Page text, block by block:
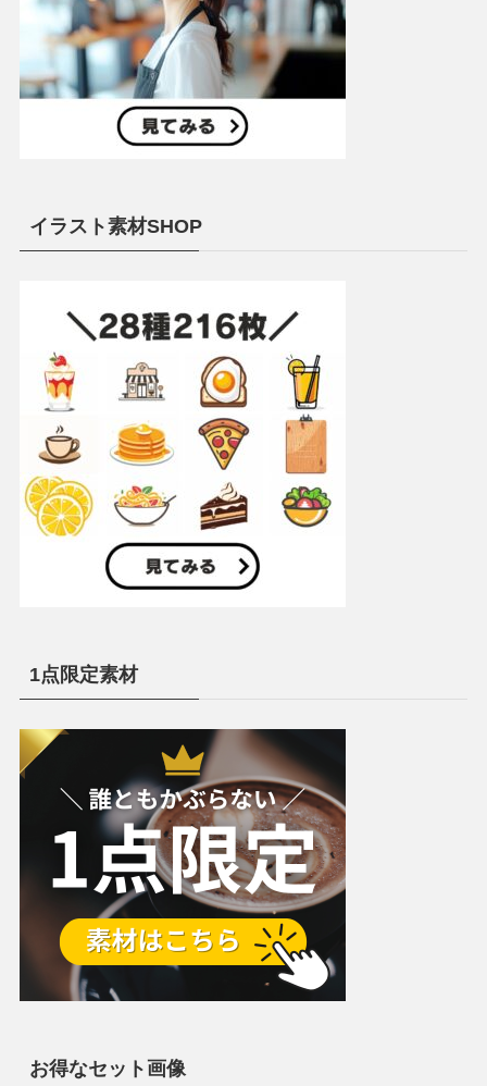
イラスト素材SHOP
1点限定素材
お得なセット画像